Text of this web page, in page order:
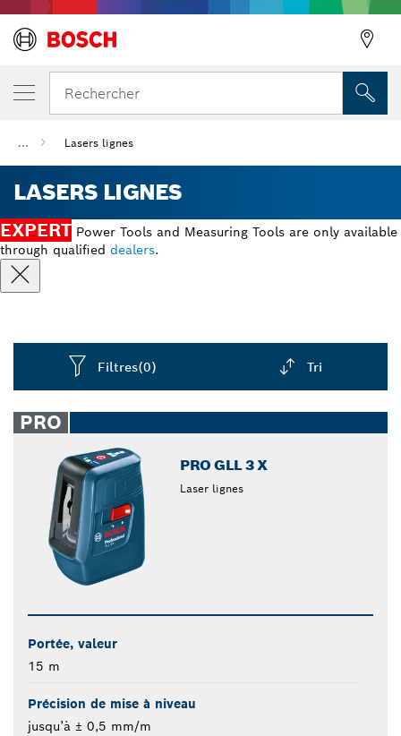
Rechercher
... Lasers lignes
LASERS LIGNES
EXPERT Power Tools and Measuring Tools are only available
through qualified dealers.
Filtres(0) Tri
closed
PRO
PRO GLL 3 X
Laser lignes
Portée, valeur
15 m
Précision de mise à niveau
jusqu’à ± 0,5 mm/m